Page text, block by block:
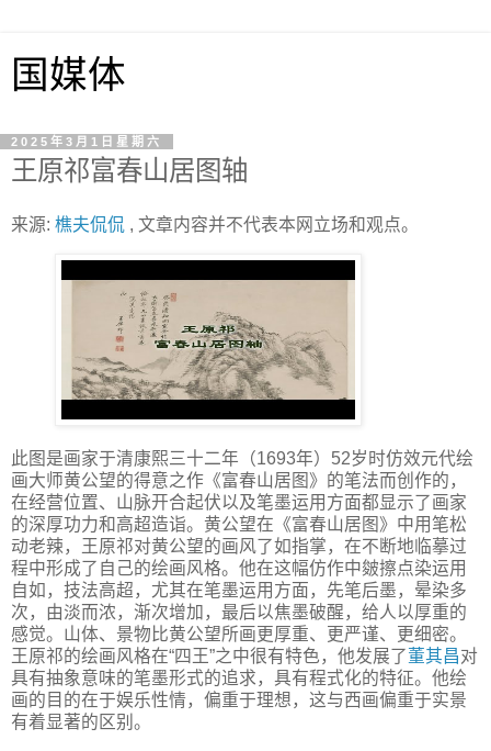
国媒体
2025年3月1日星期六
王原祁富春山居图轴
来源: 樵夫侃侃 , 文章内容并不代表本网立场和观点。
此图是画家于清康熙三十二年（1693年）52岁时仿效元代绘
画大师黄公望的得意之作《富春山居图》的笔法而创作的，
在经营位置、山脉开合起伏以及笔墨运用方面都显示了画家
的深厚功力和高超造诣。黄公望在《富春山居图》中用笔松
动老辣，王原祁对黄公望的画风了如指掌，在不断地临摹过
程中形成了自己的绘画风格。他在这幅仿作中皴擦点染运用
自如，技法高超，尤其在笔墨运用方面，先笔后墨，晕染多
次，由淡而浓，渐次增加，最后以焦墨破醒，给人以厚重的
感觉。山体、景物比黄公望所画更厚重、更严谨、更细密。
王原祁的绘画风格在“四王”之中很有特色，他发展了董其昌对
具有抽象意味的笔墨形式的追求，具有程式化的特征。他绘
画的目的在于娱乐性情，偏重于理想，这与西画偏重于实景
有着显著的区别。